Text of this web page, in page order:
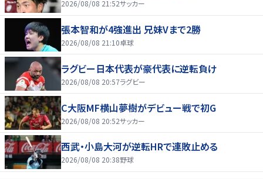
2026/08/08 21:52サッカー
張本智和が4強進出 兄妹Vまで2勝
2026/08/08 21:10卓球
ラグビー日本代表が豪代表に逆転負け
2026/08/08 20:57ラグビー
C大阪MF横山夢樹がデビュー戦で初G
2026/08/08 20:52サッカー
西武・小島大河が逆転HRで連敗止める
2026/08/08 20:38野球